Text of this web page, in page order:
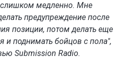
слишком медленно. Мне
предупреждение после
позиции, потом делать еще
и поднимать бойцов с пола",
Submission Radio.